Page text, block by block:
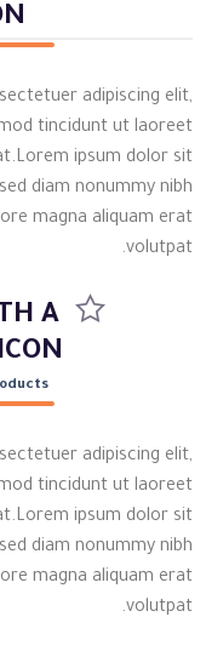
adipiscing elit,
tincidunt ut laoreet
ipsum dolor sit
diam nonummy nibh
magna aliquam erat
volutpat.
A
adipiscing elit,
tincidunt ut laoreet
ipsum dolor sit
diam nonummy nibh
magna aliquam erat
volutpat.